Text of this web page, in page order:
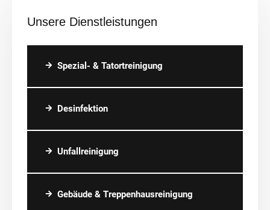
Unsere Dienstleistungen
Spezial- & Tatortreinigung
Desinfektion
Unfallreinigung
Gebäude & Treppenhausreinigung